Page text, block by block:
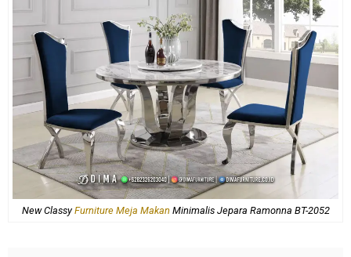
New Classy Furniture Meja Makan Minimalis Jepara Ramonna BT-2052